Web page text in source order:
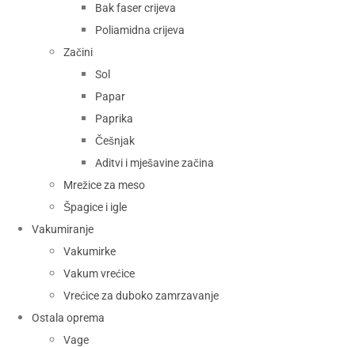
Bak faser crijeva
Poliamidna crijeva
Začini
Sol
Papar
Paprika
Češnjak
Aditvi i mješavine začina
Mrežice za meso
Špagice i igle
Vakumiranje
Vakumirke
Vakum vrećice
Vrećice za duboko zamrzavanje
Ostala oprema
Vage